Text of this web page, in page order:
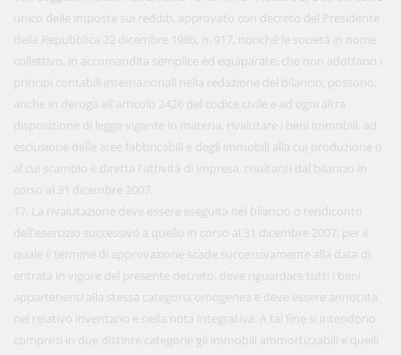
unico delle imposte sui redditi, approvato con decreto del Presidente
della Repubblica 22 dicembre 1986, n. 917, nonché le società in nome
collettivo, in accomandita semplice ed equiparate, che non adottano i
principi contabili internazionali nella redazione del bilancio, possono,
anche in deroga all'articolo 2426 del codice civile e ad ogni altra
disposizione di legge vigente in materia, rivalutare i beni immobili, ad
esclusione delle aree fabbricabili e degli immobili alla cui produzione o
al cui scambio è diretta l'attività di impresa, risultanti dal bilancio in
corso al 31 dicembre 2007.
17. La rivalutazione deve essere eseguita nel bilancio o rendiconto
dell'esercizio successivo a quello in corso al 31 dicembre 2007, per il
quale il termine di approvazione scade successivamente alla data di
entrata in vigore del presente decreto, deve riguardare tutti i beni
appartenenti alla stessa categoria omogenea e deve essere annotata
nel relativo inventario e nella nota integrativa. A tal fine si intendono
compresi in due distinte categorie gli immobili ammortizzabili e quelli